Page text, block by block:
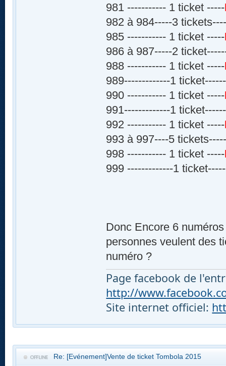
981 ----------- 1 ticket -----
982 à 984-----3
985 ----------- 1 ticket -----
986 à 987-----2
988 ----------- 1 ticket -----
989-------------1 ticket------
990 ----------- 1 ticket -----
991-------------1 ticket------
992 ----------- 1 ticket -----
993 à 997----5
998 ----------- 1 ticket -----
999 -------------1
Donc Encore 6
personnes veulent des
numéro ?
Page facebook de
http://
Site internet officiel:
Re: [Evénement]Vente de ticket Tombola 2015